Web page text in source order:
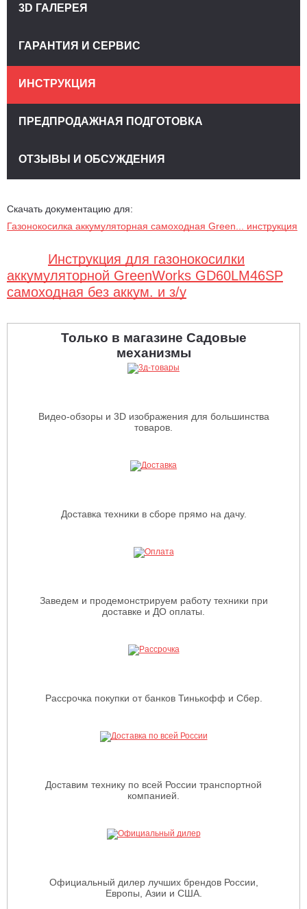
Скачать документацию для:
Газонокосилка аккумуляторная самоходная Green... инструкция
Инструкция для газонокосилки
аккумуляторной GreenWorks GD60LM46SP
самоходная без аккум. и з/у
3D ГАЛЕРЕЯ
ГАРАНТИЯ И СЕРВИС
ИНСТРУКЦИЯ
ПРЕДПРОДАЖНАЯ ПОДГОТОВКА
ОТЗЫВЫ И ОБСУЖДЕНИЯ
Только в магазине Садовые
механизмы
Видео-обзоры и 3D изображения для большинства
товаров.
Доставка техники в сборе прямо на дачу.
Заведем и продемонстрируем работу техники при
доставке и ДО оплаты.
Рассрочка покупки от банков Тинькофф и Сбер.
Доставим технику по всей России транспортной
компанией.
Официальный дилер лучших брендов России,
Европы, Азии и США.